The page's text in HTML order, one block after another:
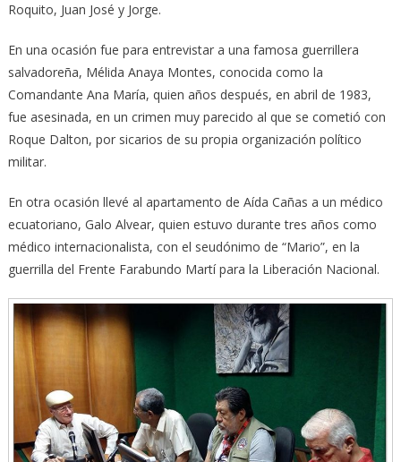
Roquito, Juan José y Jorge.
En una ocasión fue para entrevistar a una famosa guerrillera
salvadoreña, Mélida Anaya Montes, conocida como la
Comandante Ana María, quien años después, en abril de 1983,
fue asesinada, en un crimen muy parecido al que se cometió con
Roque Dalton, por sicarios de su propia organización político
militar.
En otra ocasión llevé al apartamento de Aída Cañas a un médico
ecuatoriano, Galo Alvear, quien estuvo durante tres años como
médico internacionalista, con el seudónimo de “Mario”, en la
guerrilla del Frente Farabundo Martí para la Liberación Nacional.